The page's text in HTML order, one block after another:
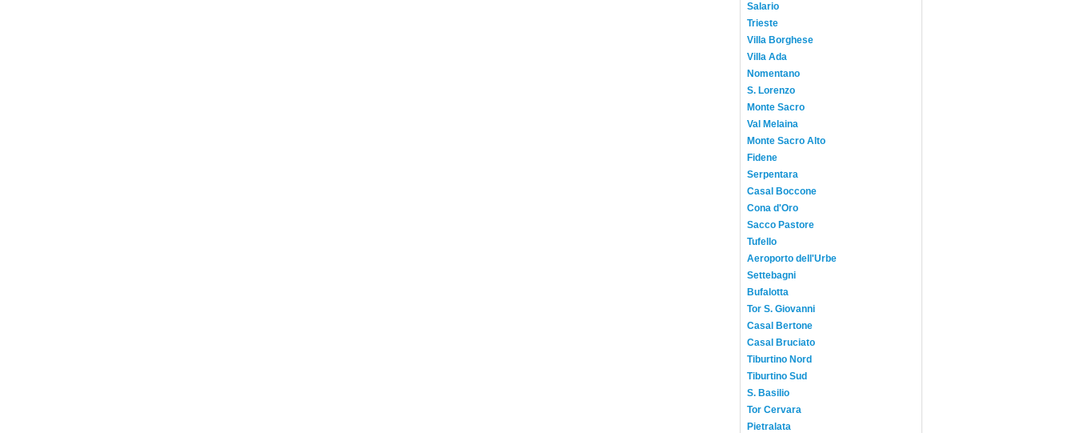
Salario
Trieste
Villa Borghese
Villa Ada
Nomentano
S. Lorenzo
Monte Sacro
Val Melaina
Monte Sacro Alto
Fidene
Serpentara
Casal Boccone
Cona d'Oro
Sacco Pastore
Tufello
Aeroporto dell'Urbe
Settebagni
Bufalotta
Tor S. Giovanni
Casal Bertone
Casal Bruciato
Tiburtino Nord
Tiburtino Sud
S. Basilio
Tor Cervara
Pietralata